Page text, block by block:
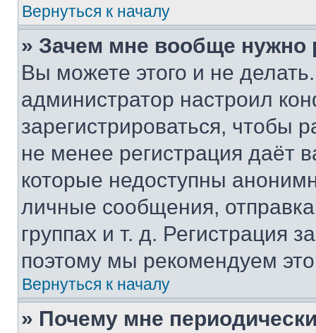
Вернуться к началу
» Зачем мне вообще нужно
Вы можете этого и не
администратор настроил
зарегистрироваться, чтобы
не менее регистрация даёт
которые недоступны
личные сообщения,
группах и т. д. Регистрация
поэтому мы рекомендуем
Вернуться к началу
» Почему мне